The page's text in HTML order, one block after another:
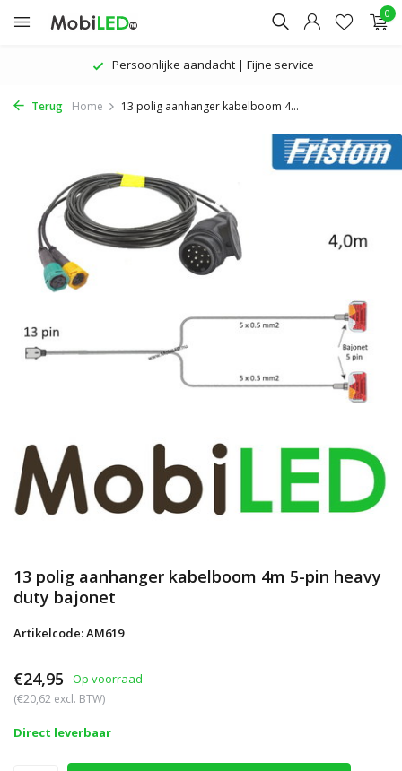
0
De nieuwste producten | Aantrekkelijke prijzen
Terug Home 13 polig aanhanger kabelboom 4...
13 polig aanhanger kabelboom 4m 5-pin heavy
duty bajonet
Artikelcode: AM619
€24,95 Op voorraad
(€20,62 excl. BTW)
Direct leverbaar